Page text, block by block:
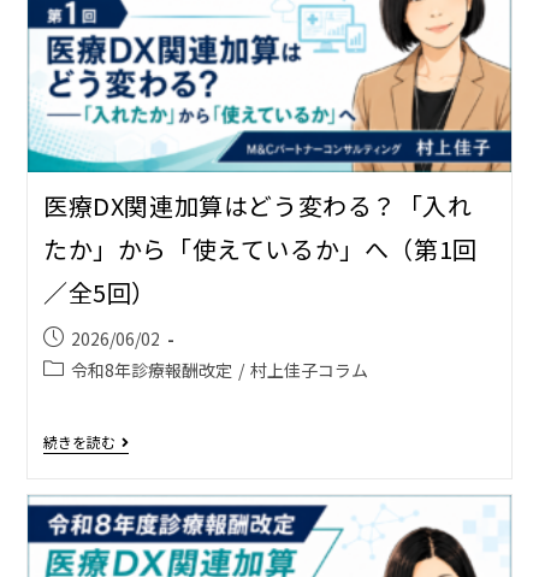
医療DX関連加算はどう変わる？――「入れ
たか」から「使えているか」へ（第1回
／全5回）
2026/06/02
令和8年診療報酬改定 / 村上佳子コラム
続きを読む